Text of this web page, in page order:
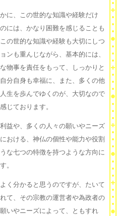
に、この世的な知識や経験だけ
には、かなり困難を感じることも
の世的な知識や経験も大切にしつ
ンも重んじながら、基本的には、
物事を責任をもって、しっかりと
分自身も幸福に、また、多くの他
生を歩んでゆくのが、大切なので
じております。
益や、多くの人々の願いやニーズ
おける、神仏の個性や能力や役割
な七つの特徴を持つような方向に
。
く分かると思うのですが、たいて
て、その宗教の運営者や為政者の
いやニーズによって、ともすれ